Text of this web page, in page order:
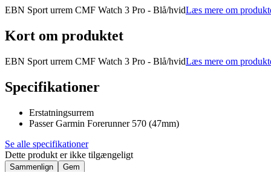
EBN Sport urrem CMF Watch 3 Pro - Blå/hvidLæs mere om
Kort om produktet
EBN Sport urrem CMF Watch 3 Pro - Blå/hvidLæs mere om
Specifikationer
Erstatningsurrem
Passer Garmin Forerunner 570 (47mm)
Se alle specifikationer
Dette produkt er ikke tilgængeligt
Sammenlign Gem